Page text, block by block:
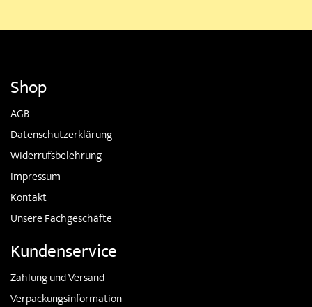
Shop
AGB
Datenschutzerklärung
Widerrufsbelehrung
Impressum
Kontakt
Unsere Fachgeschäfte
Kundenservice
Zahlung und Versand
Verpackungsinformation